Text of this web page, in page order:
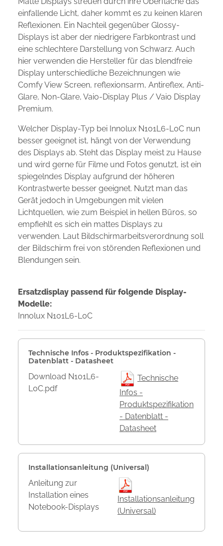
einfallende Licht, daher kommt es zu keinen klaren
Reflexionen. Ein Nachteil gegenüber Glossy-
Displays ist aber der niedrigere Farbkontrast und
eine schlechtere Darstellung von Schwarz. Auch
hier verwenden die Hersteller für das blendfreie
Display unterschiedliche Bezeichnungen wie
Comfy View Screen, reflexionsarm, Antireflex, Anti-
Glare, Non-Glare, Vaio-Display Plus / Vaio Display
Premium.
Welcher Display-Typ bei Innolux N101L6-L0C nun
besser geeignet ist, hängt von der Verwendung
des Displays ab. Steht das Display meist zu Hause
und wird gerne für Filme und Fotos genutzt, ist ein
spiegelndes Display aufgrund der höheren
Kontrastwerte besser geeignet. Nutzt man das
Gerät jedoch in Umgebungen mit vielen
Lichtquellen, wie zum Beispiel in hellen Büros, so
empfiehlt es sich ein mattes Displays zu
verwenden. Laut Bildschirmarbeitsverordnung soll
der Bildschirm frei von störenden Reflexionen und
Blendungen sein.
Ersatzdisplay passend für folgende Display-
Modelle:
Innolux N101L6-L0C
Technische Infos - Produktspezifikation -
Datenblatt - Datasheet
Download N101L6-
L0C.pdf
Technische
Infos -
Produktspezifikation
- Datenblatt -
Datasheet
Installationsanleitung (Universal)
Anleitung zur
Installation eines
Notebook-Displays
Installationsanleitung
(Universal)